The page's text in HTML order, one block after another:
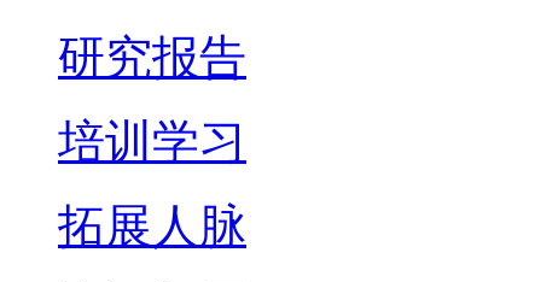
研究报告
培训学习
拓展人脉